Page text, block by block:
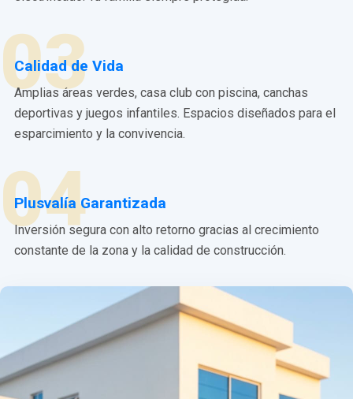
03
Calidad de Vida
Amplias áreas verdes, casa club con piscina, canchas
deportivas y juegos infantiles. Espacios diseñados para el
esparcimiento y la convivencia.
04
Plusvalía Garantizada
Inversión segura con alto retorno gracias al crecimiento
constante de la zona y la calidad de construcción.